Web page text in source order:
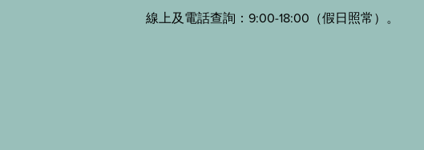
線上及電話查詢：9:00-18:00（假日照常）。